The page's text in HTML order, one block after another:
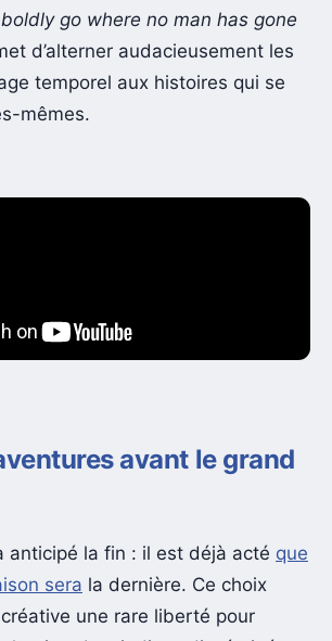
go where no man has gone
d’alterner audacieusement les
temporel aux histoires qui se
mêmes.
avant le grand
anticipé la fin : il est déjà acté que
sera la dernière. Ce choix
créative une rare liberté pour